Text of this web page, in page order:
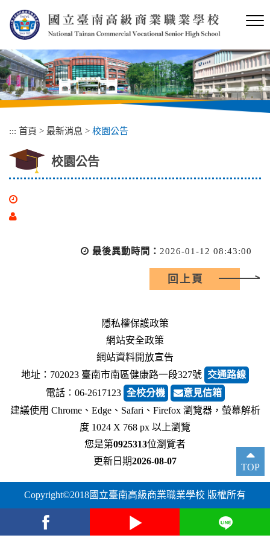
內
容
區
塊
::: 首頁 > 最新消息 > 校園公告
校園公告
最後異動時間： 2026-01-12 08:43:00
回上頁
隱私權保護政策
網站安全政策
網站資料開放宣告
地址：702023 臺南市南區健康路一段327號 交通路線
電話︰06-2617123 全校分機
意見信箱
建議使用 Chrome、Edge、Safari、Firefox 瀏覽器，螢幕解析
度 1024 X 768 px 以上瀏覽
您是第0925313位瀏覽者
更新日期2026-08-07
Copyright©2018國立臺南高級商業職業學校 版權所有
TOP